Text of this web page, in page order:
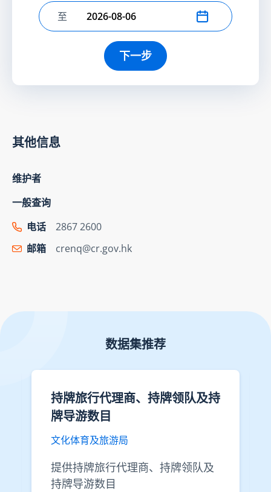
选择结束日期
至
下一步
其他信息
维护者
一般查询
电话
2867 2600
邮箱
crenq@cr.gov.hk
数据集推荐
持牌旅行代理商、持牌领队及持
牌导游数目
文化体育及旅游局
提供持牌旅行代理商、持牌领队及
持牌导游数目